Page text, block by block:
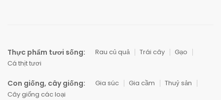
Thực phẩm tươi sống: Rau củ quả Trái cây
Gạo
Cá thịt tươi
Con giống, cây giống: Gia súc Gia cầm
Thuỷ sản
Cây giống các loại